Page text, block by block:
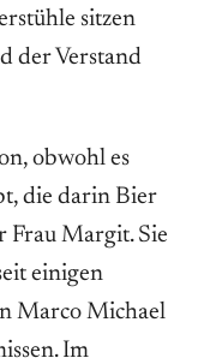
sitzen
der Verstand
obwohl es
die darin Bier
Frau Margit. Sie
einigen
Marco Michael
Im